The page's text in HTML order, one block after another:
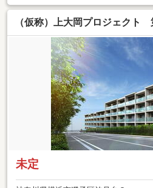
（仮称）上大岡プロジェクト
未定